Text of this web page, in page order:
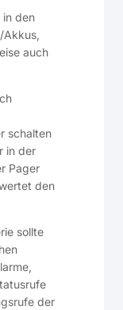
in den
Akkus,
auch
schalten
in der
Pager
den
sollte
der